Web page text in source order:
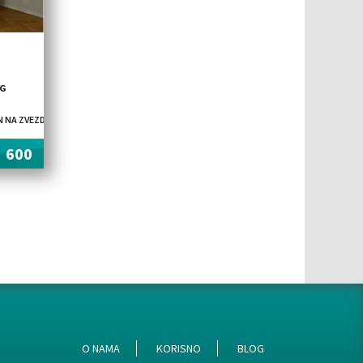
ZGRADE. STAN JE FUNKCIONALNOG RASPOREDA I SASTOJI SE
ZGRADE, U MIRNOM DELU GRADA. STAN JE KOMPLETNO NAMEŠTEN I
ZVEZDARI, U UL.BULEVAR KRALJA ALEKSANDRA NA LIONU. STAN JE
600
O NAMA KORISNO BLOG